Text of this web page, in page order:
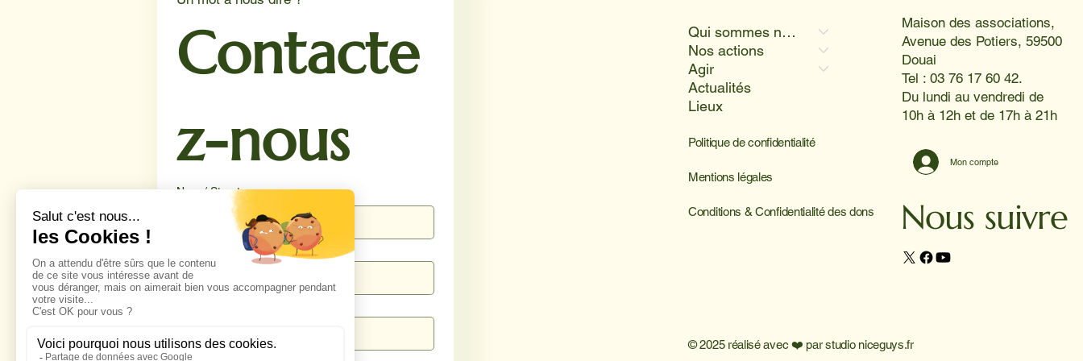
Qui sommes nous
Nos actions
Agir
Actualités
Lieux
Politique de confidentialité
Mentions légales
Conditions & Confidentialité des dons
Maison des associations,
Avenue des Potiers, 59500
Douai
Tel : 03 76 17 60 42.
Du lundi au vendredi de
10h à 12h et de 17h à 21h
Mon compte
Nous suivre
© 2025 réalisé avec ❤️ parstudio niceguys.fr
Contacte
z-nous
Nom / Structure
Message